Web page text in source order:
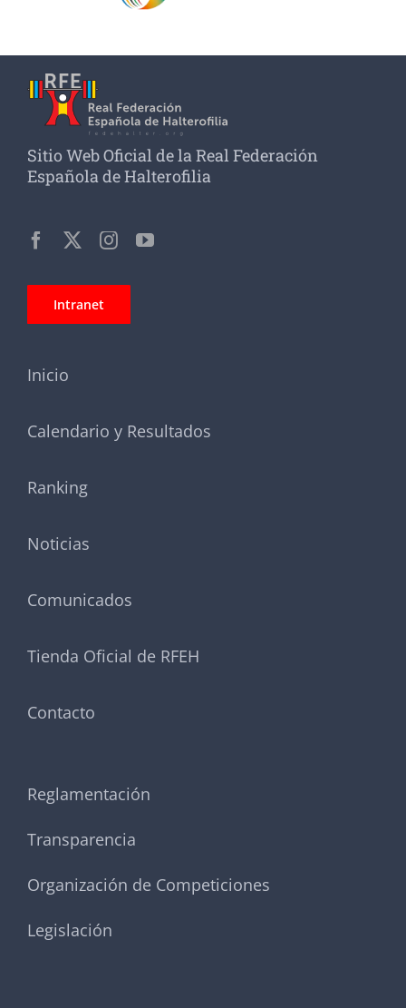
Sitio Web Oficial de la Real Federación
Española de Halterofilia
Intranet
Inicio
Calendario y Resultados
Ranking
Noticias
Comunicados
Tienda Oficial de RFEH
Contacto
Reglamentación
Transparencia
Organización de Competiciones
Legislación